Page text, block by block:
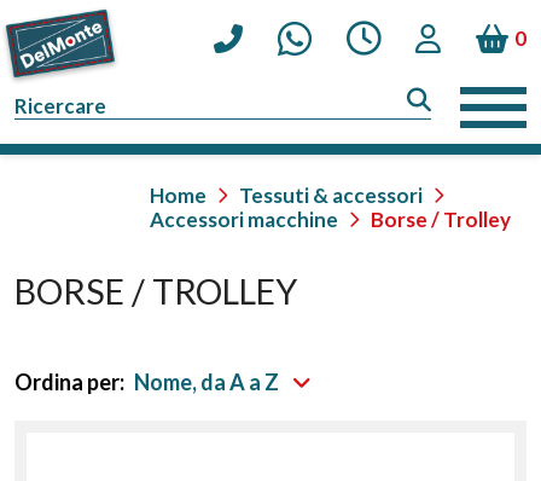
0
Home
Tessuti & accessori
Accessori macchine
Borse / Trolley
BORSE / TROLLEY
Ordina per: Nome, da A a Z